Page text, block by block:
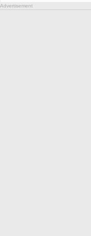
Advertisement